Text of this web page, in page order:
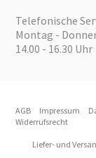
Telefonische
Montag -
14.00 - 16.30 Uhr
AGB Impressum
Widerrufsrecht
Liefer- und